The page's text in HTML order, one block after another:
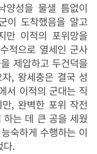
양성을 물샐 틈없이
이 도착했음을 알고
만 이적의 포위망을
적으로 열세인 군사
제압하고 두건덕을
, 왕세충은 결국 성
서 이적의 군대는 직
, 완벽한 포위 작전
는 데 큰 공을 세웠
숙하게 수행하는 이
다.